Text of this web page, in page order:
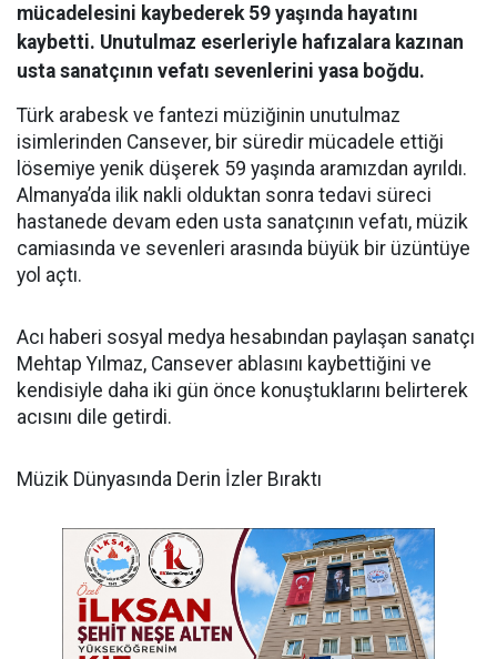
mücadelesini kaybederek 59 yaşında hayatını
kaybetti. Unutulmaz eserleriyle hafızalara kazınan
usta sanatçının vefatı sevenlerini yasa boğdu.
Türk arabesk ve fantezi müziğinin unutulmaz
isimlerinden Cansever, bir süredir mücadele ettiği
lösemiye yenik düşerek 59 yaşında aramızdan ayrıldı.
Almanya’da ilik nakli olduktan sonra tedavi süreci
hastanede devam eden usta sanatçının vefatı, müzik
camiasında ve sevenleri arasında büyük bir üzüntüye
yol açtı.
​Acı haberi sosyal medya hesabından paylaşan sanatçı
Mehtap Yılmaz, Cansever ablasını kaybettiğini ve
kendisiyle daha iki gün önce konuştuklarını belirterek
acısını dile getirdi.
​Müzik Dünyasında Derin İzler Bıraktı